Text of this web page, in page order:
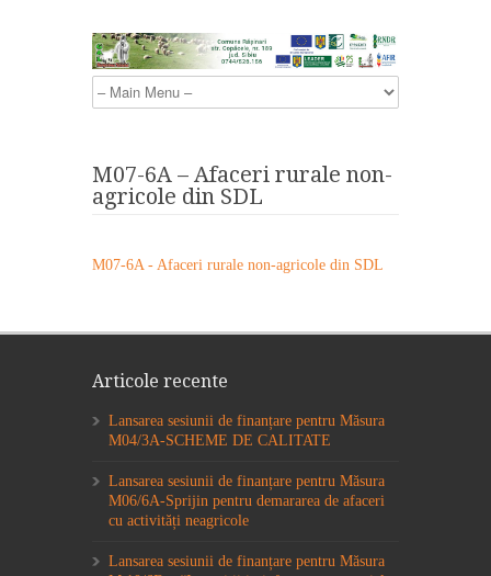
M07-6A – Afaceri rurale non-
agricole din SDL
M07-6A - Afaceri rurale non-agricole din SDL
Articole recente
Lansarea sesiunii de finanțare pentru Măsura
M04/3A-SCHEME DE CALITATE
Lansarea sesiunii de finanțare pentru Măsura
M06/6A-Sprijin pentru demararea de afaceri
cu activități neagricole
Lansarea sesiunii de finanțare pentru Măsura